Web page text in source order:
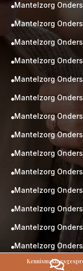
Gratis
Neem
Zorg op maat
Persoonlijke
Altijd
Hoog
Contact
 Mantelzorg
 Mantelzorg
 Mantelzorg
 Mantelzorg
 Mantelzorg
 Mantelzorg
 Mantelzorg
 Mantelzorg
 Mantelzorg
 Mantelzorg
 Mantelzorg
 Mantelzorg
 Mantelzorg
 Mantelzorg
Mantelzorg